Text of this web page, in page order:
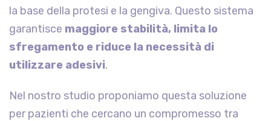
la base della protesi e la gengiva. Questo sistema
garantisce maggiore stabilità, limita lo
sfregamento e riduce la necessità di
utilizzare adesivi.
Nel nostro studio proponiamo questa soluzione
per pazienti che cercano un compromesso tra